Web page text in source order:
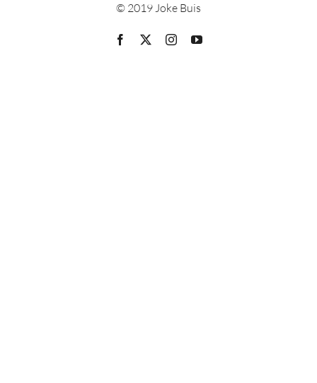
© 2019 Joke Buis
Facebook InstagramYouTube